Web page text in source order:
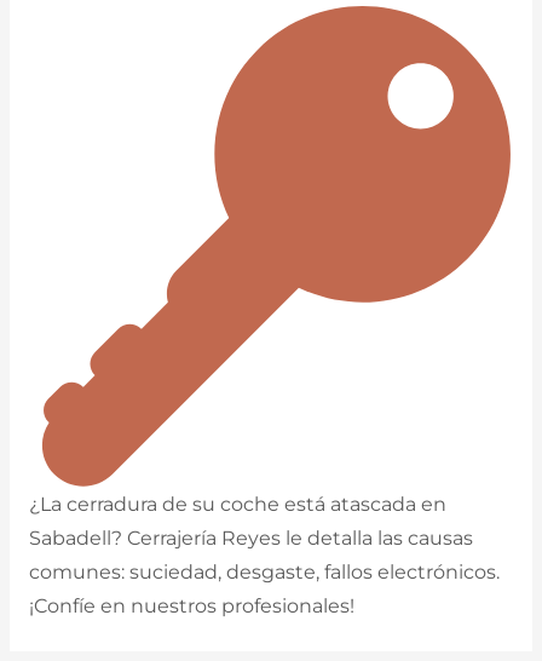
¿La cerradura de su coche está atascada en
Sabadell? Cerrajería Reyes le detalla las causas
comunes: suciedad, desgaste, fallos electrónicos.
¡Confíe en nuestros profesionales!